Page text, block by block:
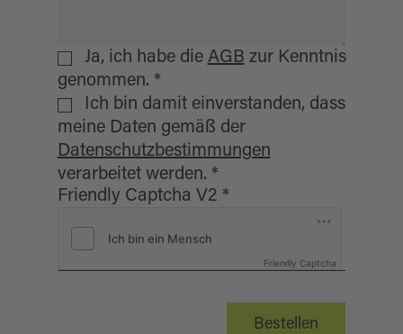
Ja, ich habe die AGB zur Kenntnis
genommen. *
Ich bin damit einverstanden, dass
meine Daten gemäß der
Datenschutzbestimmungen
verarbeitet werden. *
Friendly Captcha V2 *
Friendly Captcha
Bestellen